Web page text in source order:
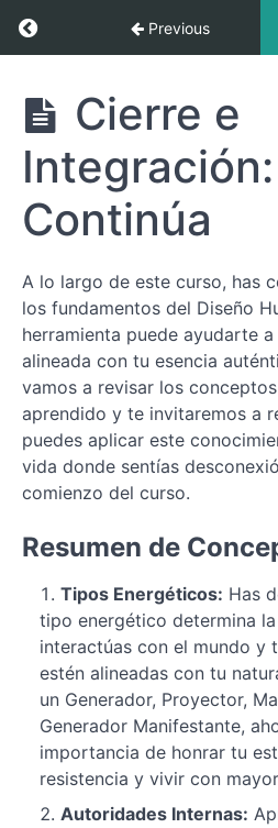
Return to course: Ruta
Previous
Ruta hacia
tu Esencia:
Introducción
al Diseño
Humano
es
el
Diseño
y
para
qué
me
sirve?
y
Carta
Diseño
Humano
Explorando
Elementos
Cierre e
Continúa
A lo largo de este curso, has
los fundamentos del Diseño
herramienta puede ayudarte
alineada con tu esencia
vamos a revisar los
aprendido y te invitaremos a
puedes aplicar este
vida donde sentías
comienzo del curso.
Resumen de
Tipos Energéticos: Has
tipo energético determina
interactúas con el mundo y
estén alineadas con tu
un Generador, Proyector,
Generador Manifestante,
importancia de honrar tu
resistencia y vivir con
Autoridades Internas: